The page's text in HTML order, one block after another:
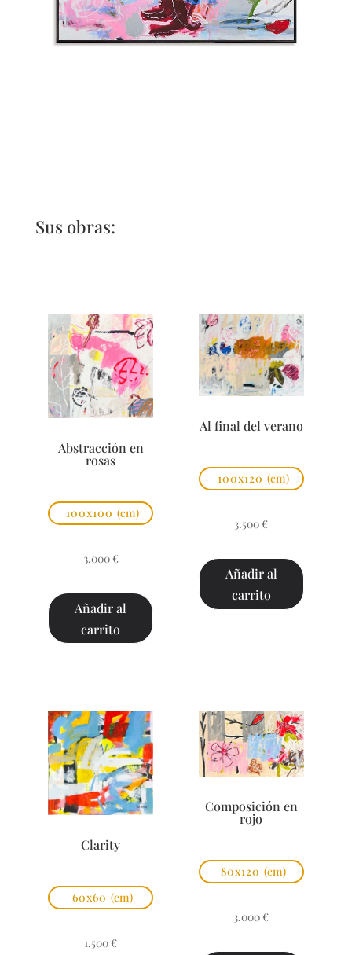
Sus obras:
Abstracción en
rosas
100x100 (cm)
3.000 €
Añadir al
carrito
Al final del verano
100x120 (cm)
3.500 €
Añadir al
carrito
Clarity
60x60 (cm)
1.500 €
Composición en
rojo
80x120 (cm)
3.000 €